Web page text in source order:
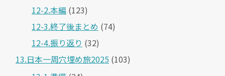
12-2.本編 (123)
12-3.終了後まとめ (74)
12-4.振り返り (32)
13.日本一周穴埋め旅2025 (103)